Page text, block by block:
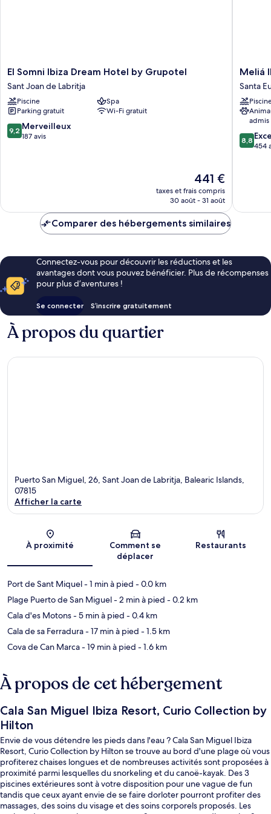
El
Somni
Ibiza
Dream
Hotel
by
Grupotel
El Somni Ibiza Dream Hotel by Grupotel
Sant Joan de Labritja
Piscine
Spa
Parking gratuit
Wi-Fi gratuit
9.2
sur
9,2 Merveilleux
187 avis
Le
nouveau
prix
de
441 €
taxes et frais compris
30 août - 31 août
Meliá
Ibiza
-
Adults
Only
Santa
Eulalia
del
Santa
admis
8.8
sur
8,8
454
Comparer des hébergements similaires
Connectez-vous pour découvrir les réductions et les
avantages dont vous pouvez bénéficier. Plus de récompenses
pour plus d’aventures !
Se connecter S’inscrire gratuitement
À propos du quartier
Puerto San Miguel, 26, Sant Joan de Labritja, Balearic Islands,
07815
Afficher la carte
À proximité
Comment se
déplacer
Restaurants
Port de Sant Miquel- 1 min à pied - 0.0 km
Plage Puerto de San Miguel- 2 min à pied - 0.2 km
Cala d'es Motons- 5 min à pied - 0.4 km
Cala de sa Ferradura- 17 min à pied - 1.5 km
Cova de Can Marca- 19 min à pied - 1.6 km
À propos de cet hébergement
Cala San Miguel Ibiza Resort, Curio Collection by
Hilton
Envie de vous détendre les pieds dans l'eau ? Cala San Miguel Ibiza
Resort, Curio Collection by Hilton se trouve au bord d'une plage où vous
profiterez chaises longues et de nombreuses activités sont proposées à
proximité parmi lesquelles du snorkeling et du canoë-kayak. Des 3
piscines extérieures sont à votre disposition pour une vague de fun
tandis que ceux ayant envie de se faire dorloter pourront profiter des
massages, des soins du visage et des soins corporels proposés. Les